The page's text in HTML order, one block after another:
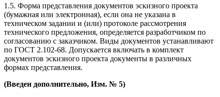
1.5. Форма представления документов эскизного проекта
(бумажная или электронная), если она не указана в
техническом задании и (или) протоколе рассмотрения
технического предложения, определяется разработчиком по
согласованию с заказчиком. Виды документов устанавливают
по ГОСТ 2.102-68. Допускается включать в комплект
документов эскизного проекта документы в различных
формах представления.
(Введен дополнительно, Изм. № 5)